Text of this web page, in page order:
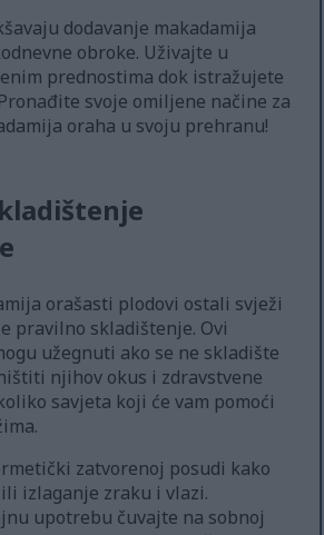
dodavanje makadamija
obroke. Uživajte u
prednostima dok istražujete
svoje omiljene načine za
oraha u svoju prehranu!
orašasti plodovi ostali svježi
pravilno skladištenje. Ovi
užegnuti ako se ne skladište
njihov okus i zdravstvene
savjeta koji će vam pomoći
zatvorenoj posudi kako
izlaganje zraku i vlazi.
upotrebu čuvajte na sobnoj